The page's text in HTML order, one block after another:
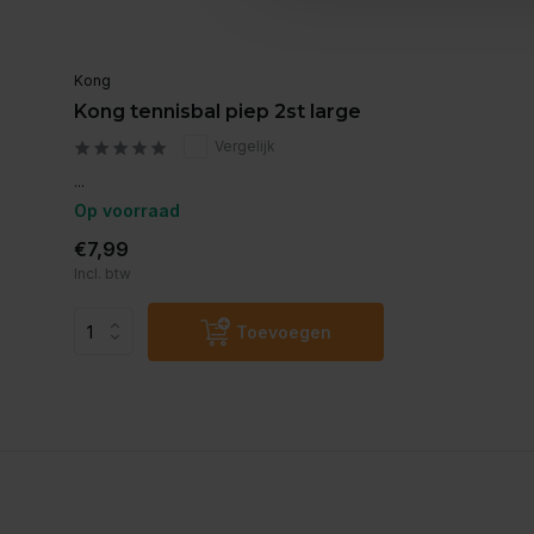
Kong
Kong tennisbal piep 2st large
Vergelijk
...
Op voorraad
€7,99
Incl. btw
Toevoegen